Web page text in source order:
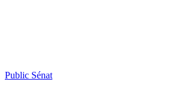
Public Sénat